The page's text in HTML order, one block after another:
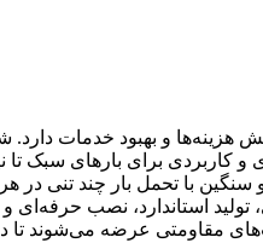
و بهبود خدمات دارد.
برای بارهای سبک تا
با تحمل بار چند تنی در
استاندارد، نصب
مقاومتی عرضه می‌شوند تا در